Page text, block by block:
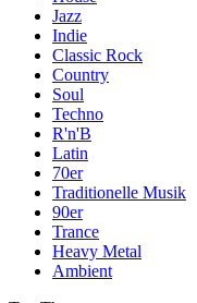
Jazz
Indie
Classic Rock
Country
Soul
Techno
R'n'B
Latin
70er
Traditionelle Musik
90er
Trance
Heavy Metal
Ambient